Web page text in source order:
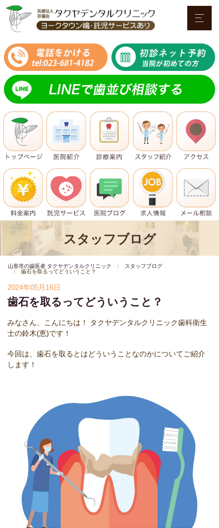
スタッフブログ
山形市の歯医者 タクヤデンタルクリニック
スタッフブログ
歯石を取るってどういうこと？
2024年05月16日
歯石を取るってどういうこと？
みなさん、こんにちは！
タクヤデンタルクリニック歯科衛生
士の鈴木(恵)です！
今回は、歯石を取るとはどういうことなのかについてご紹介
します！